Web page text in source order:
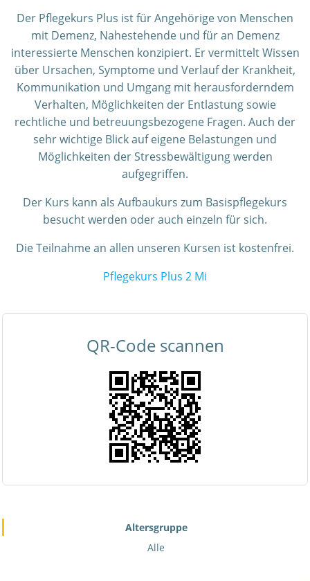
Der Pflegekurs Plus ist für Angehörige von Menschen
mit Demenz, Nahestehende und für an Demenz
interessierte Menschen konzipiert. Er vermittelt Wissen
über Ursachen, Symptome und Verlauf der Krankheit,
Kommunikation und Umgang mit herausforderndem
Verhalten, Möglichkeiten der Entlastung sowie
rechtliche und betreuungsbezogene Fragen. Auch der
sehr wichtige Blick auf eigene Belastungen und
Möglichkeiten der Stressbewältigung werden
aufgegriffen.
Der Kurs kann als Aufbaukurs zum Basispflegekurs
besucht werden oder auch einzeln für sich.
Die Teilnahme an allen unseren Kursen ist kostenfrei.
Pflegekurs Plus 2 Mi
QR-Code scannen
Altersgruppe
Alle